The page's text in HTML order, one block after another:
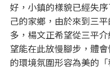
好，小鎮的樣貌已經失
己的家鄉，由於來到三
多，楊文正希望從三平
望能在此放慢腳步，體
的環境氛圍形容為美的